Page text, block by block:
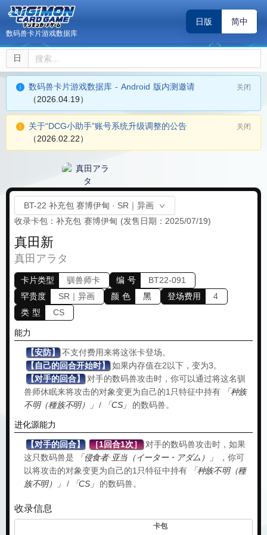
数码兽卡片游戏数据库
日版 简中
日
数码兽卡片游戏数据库 - Android 版内测邀请
（2026.04.19）
关闭
关于“DCG小助手”账号系统升级调整的公告
（2026.02.22）
关闭
收录卡包：补充包 赛博伊甸 (发售日期：2025/07/19)
BT-22 补充包 赛博伊甸 · SR｜异画
真田新
真田アラタ
卡片类型 驯兽师卡 编 号
BT22-091
罕贵度
SR｜异画 颜 色 黑 登场费用
4
类 型
CS
能力
【安防】 不支付费用来将这张卡登场。
【自己的回合开始时】 如果内存值在2以下，变为3。
【对手的回合】 对手的数码兽攻击时，你可以通过将这名驯
兽师休眠来将攻击的对象变更为自己的1只特征中持有
「种族
不明（種族不明）」 / 「CS」 的数码兽。
进化源能力
【对手的回合】 ［1回合1次］ 对手的数码兽攻击时，如果
这只数码兽是
「侵食者·亚当（イーター・アダム）」
，你可
以将攻击的对象变更为自己的1只特征中持有
「种族不明（種
族不明）」
/ 「CS」 的数码兽。
收录信息
卡包